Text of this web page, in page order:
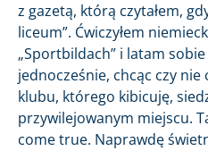
z gazetą, którą czytałem,
liceum”. Ćwiczyłem
„Sportbildach” i latam
jednocześnie, chcąc czy nie
klubu, którego kibicuję,
przywilejowanym miejscu.
come true. Naprawdę